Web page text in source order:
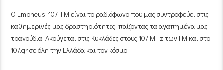
Ο Empneusi 107 FM είναι το ραδιόφωνο που μας συντροφεύει στις
καθημερινές μας δραστηριότητες, παίζοντας τα αγαπημένα μας
τραγούδια. Ακούγεται στις Κυκλάδες στους 107 MHz των FM και στο
107.gr σε όλη την Ελλάδα και τον κόσμο.